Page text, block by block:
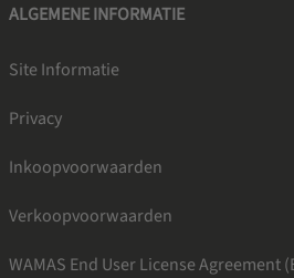
ALGEMENE INFORMATIE
Site Informatie
Privacy
Inkoopvoorwaarden
Verkoopvoorwaarden
WAMAS End User License Agreement